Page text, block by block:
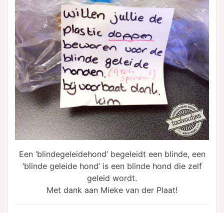
Een ‘blindegeleidehond’ begeleidt een blinde, een
‘blinde geleide hond’ is een blinde hond die zelf
geleid wordt.
Met dank aan Mieke van der Plaat!